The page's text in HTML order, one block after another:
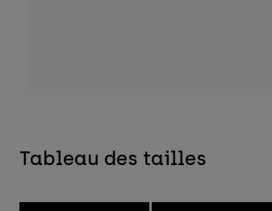
Tableau des tailles